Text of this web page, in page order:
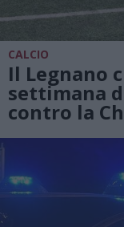
CALCIO
Il Legnano
settimana
contro la